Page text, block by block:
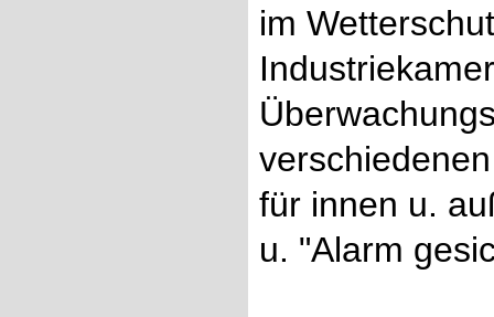
im
für innen u.
u. "Alarm